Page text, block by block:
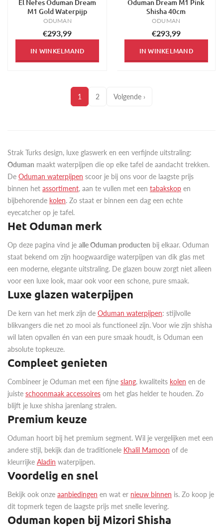
El Nefes Oduman Dream
M1 Gold Waterpijp
ODUMAN
€293,99
IN WINKELMAND
Oduman Dream M1 Pink
Shisha 40cm
ODUMAN
€293,99
IN WINKELMAND
1 2 Volgende ›
Strak Turks design, luxe glaswerk en een verfijnde uitstraling:
Oduman maakt waterpijpen die op elke tafel de aandacht trekken.
De Oduman waterpijpen scoor je bij ons voor de laagste prijs
binnen het assortiment, aan te vullen met een tabakskop en
bijbehorende kolen. Zo staat er binnen een dag een echte
eyecatcher op je tafel.
Het Oduman merk
Op deze pagina vind je alle Oduman producten bij elkaar. Oduman
staat bekend om zijn hoogwaardige waterpijpen van dik glas met
een moderne, elegante uitstraling. De glazen bouw zorgt niet alleen
voor een luxe look, maar ook voor een schone, pure smaak.
Luxe glazen waterpijpen
De kern van het merk zijn de Oduman waterpijpen: stijlvolle
blikvangers die net zo mooi als functioneel zijn. Voor wie zijn shisha
wil laten opvallen én van een pure smaak houdt, is Oduman een
absolute topkeuze.
Compleet genieten
Combineer je Oduman met een fijne slang, kwaliteits kolen en de
juiste schoonmaak accessoires om het glas helder te houden. Zo
blijft je luxe shisha jarenlang stralen.
Premium keuze
Oduman hoort bij het premium segment. Wil je vergelijken met een
andere stijl, bekijk dan de traditionele Khalil Mamoon of de
kleurrijke Aladin waterpijpen.
Voordelig en snel
Bekijk ook onze aanbiedingen en wat er nieuw binnen is. Zo koop je
dit topmerk tegen de laagste prijs met snelle levering.
Oduman kopen bij Mizori Shisha